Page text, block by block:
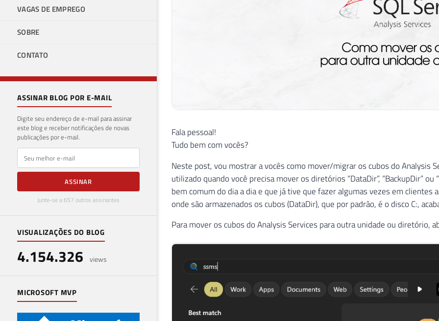
VAGAS DE EMPREGO
SOBRE
CONTATO
ASSINAR BLOG POR E-MAIL
Digite seu endereço de e-mail para assinar
este blog e receber notificações de novas
publicações por e-mail.
E-mail
ASSINAR
Junte-se a 657 outros assinantes
VISUALIZAÇÕES DO BLOG
4.154.326 views
MICROSOFT MVP
Fala pessoal!
Tudo bem com vocês?
Neste post, vou mostrar a vocês como mover/migrar os cubos do Analysis
utilizado quando você precisa mover os diretórios “DataDir”, “BackupDir”
bem comum do dia a dia e que já tive que fazer algumas vezes em clientes
onde são armazenados os cubos (DataDir), que por padrão, é o disco C:,
Para mover os cubos do Analysis Services para outra unidade ou diretório,